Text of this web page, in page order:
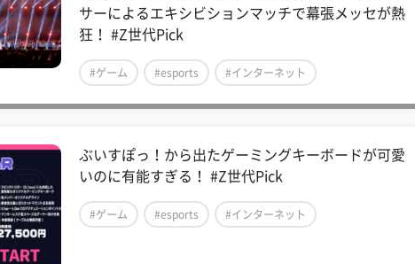
サーによるエキシビションマッチで幕張メッセが熱
狂！ #Z世代Pick
#ゲーム #esports #インターネット
ぶいすぽっ！から出たゲーミングキーボードが可愛
いのに有能すぎる！ #Z世代Pick
#ゲーム #esports #インターネット